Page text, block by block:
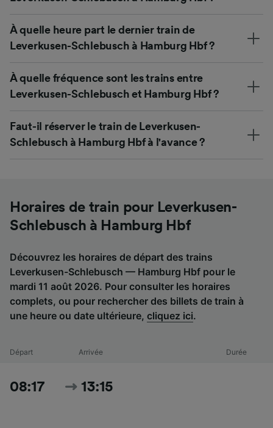
À quelle heure part le dernier train de
Leverkusen-Schlebusch à Hamburg Hbf ?
À quelle fréquence sont les trains entre
Leverkusen-Schlebusch et Hamburg Hbf ?
Faut-il réserver le train de Leverkusen-
Schlebusch à Hamburg Hbf à l'avance ?
Horaires de train pour Leverkusen-
Schlebusch à Hamburg Hbf
Découvrez les horaires de départ des trains
Leverkusen-Schlebusch — Hamburg Hbf pour le
mardi 11 août 2026. Pour consulter les horaires
complets, ou pour rechercher des billets de train à
une heure ou date ultérieure, cliquez ici.
Départ Arrivée Durée
08:17 13:15